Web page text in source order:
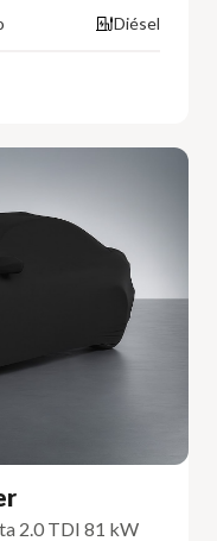
Diésel
2.0 TDI 81 kW